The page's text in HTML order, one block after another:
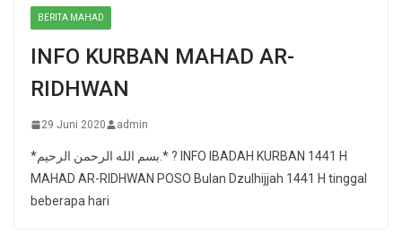
BERITA MAHAD
INFO KURBAN MAHAD AR-
RIDHWAN
29 Juni 2020 admin
*بسم الله الرحمن الرحيم.* ? INFO IBADAH KURBAN 1441 H
MAHAD AR-RIDHWAN POSO Bulan Dzulhijjah 1441 H tinggal
beberapa hari